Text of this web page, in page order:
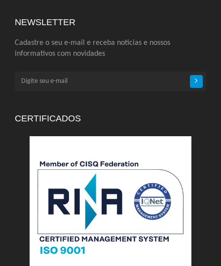
NEWSLETTER
Cadastre o seu e-mail e receba noticias e nossos
informativos com novidades
CERTIFICADOS